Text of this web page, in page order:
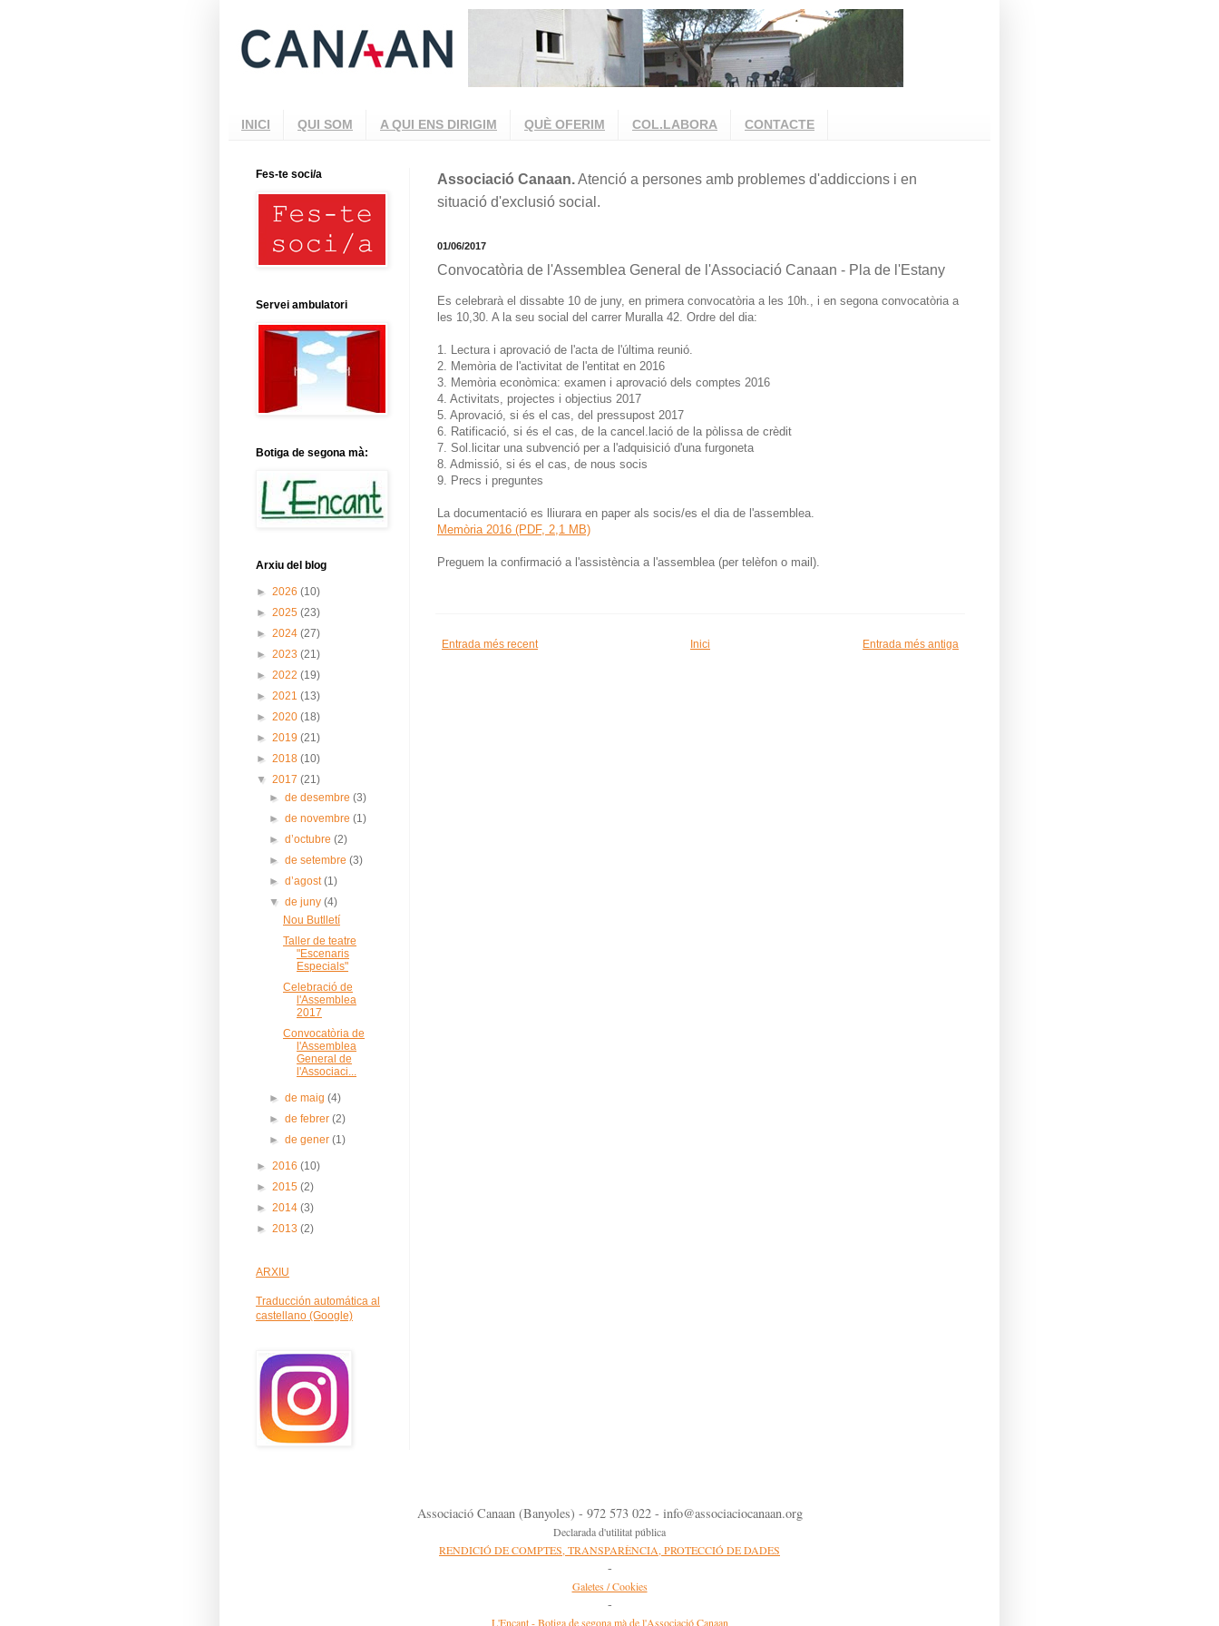
INICI QUI SOM A QUI ENS DIRIGIM QUÈ OFERIM COL.LABORA CONTACTE
Associació Canaan.Atenció a persones amb problemes d'addiccions i en
situació d'exclusió social.
01/06/2017
Convocatòria de l'Assemblea General de l'Associació Canaan - Pla de l'Estany
Es celebrarà el dissabte 10 de juny, en primera convocatòria a les 10h., i en segona convocatòria a
les 10,30. A la seu social del carrer Muralla 42. Ordre del dia:
1. Lectura i aprovació de l'acta de l'última reunió.
2. Memòria de l'activitat de l'entitat en 2016
3. Memòria econòmica: examen i aprovació dels comptes 2016
4. Activitats, projectes i objectius 2017
5. Aprovació, si és el cas, del pressupost 2017
6. Ratificació, si és el cas, de la cancel.lació de la pòlissa de crèdit
7. Sol.licitar una subvenció per a l'adquisició d'una furgoneta
8. Admissió, si és el cas, de nous socis
9. Precs i preguntes
La documentació es lliurara en paper als socis/es el dia de l'assemblea.
Memòria 2016 (PDF, 2,1 MB)
Preguem la confirmació a l'assistència a l'assemblea (per telèfon o mail).
Entrada més recent Entrada més antiga
Inici
Fes-te soci/a
Servei ambulatori
Botiga de segona mà:
Arxiu del blog
► 2026 (10)
► 2025 (23)
► 2024 (27)
► 2023 (21)
► 2022 (19)
► 2021 (13)
► 2020 (18)
► 2019 (21)
► 2018 (10)
▼ 2017 (21)
►de desembre(3)
►de novembre(1)
►d’octubre(2)
►de setembre(3)
►d’agost(1)
▼de juny(4)
Nou Butlletí
Taller de teatre
"Escenaris
Especials"
Celebració de
l'Assemblea
2017
Convocatòria de
l'Assemblea
General de
l'Associaci...
►de maig(4)
►de febrer(2)
►de gener(1)
► 2016 (10)
► 2015 (2)
► 2014 (3)
► 2013 (2)
ARXIU
Traducción automática al
castellano (Google)
Associació Canaan (Banyoles) - 972 573 022 - info@associaciocanaan.org
Declarada d'utilitat pública
RENDICIÓ DE COMPTES, TRANSPARÈNCIA, PROTECCIÓ DE DADES
-
Galetes / Cookies
-
L'Encant - Botiga de segona mà de l'Associació Canaan